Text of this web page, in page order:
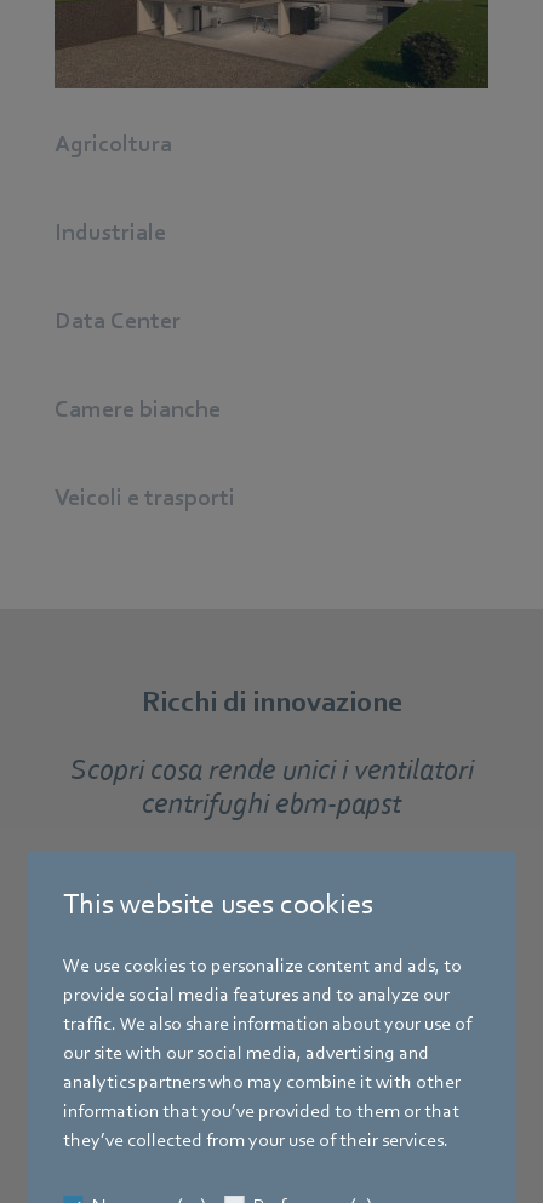
This website uses cookies
We use cookies to personalize content and ads, to
provide social media features and to analyze our
traffic. We also share information about your use of
our site with our social media, advertising and
analytics partners who may combine it with other
information that you’ve provided to them or that
they’ve collected from your use of their services.
Cappe aspiranti
Agricoltura
Industriale
Data Center
Camere bianche
Veicoli e trasporti
Ricchi di innovazione
Scopri cosa rende unici i ventilatori
centrifughi ebm‑papst